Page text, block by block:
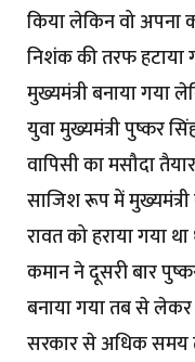
किया लेकिन वो अपना
निशंक की तरफ हटाया
मुख्यमंत्री बनाया गया
युवा मुख्यमंत्री पुष्कर
वापिसी का मसौदा
साजिश रूप में
रावत को हराया गया
कमान ने दूसरी बार
बनाया गया तब से लेकर
सरकार से अधिक समय